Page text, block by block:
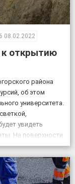
,Общество
08.02.2022
к открытию
района
об этом
университета.
увидеть
На поверхности
парк. Фото:
[…]